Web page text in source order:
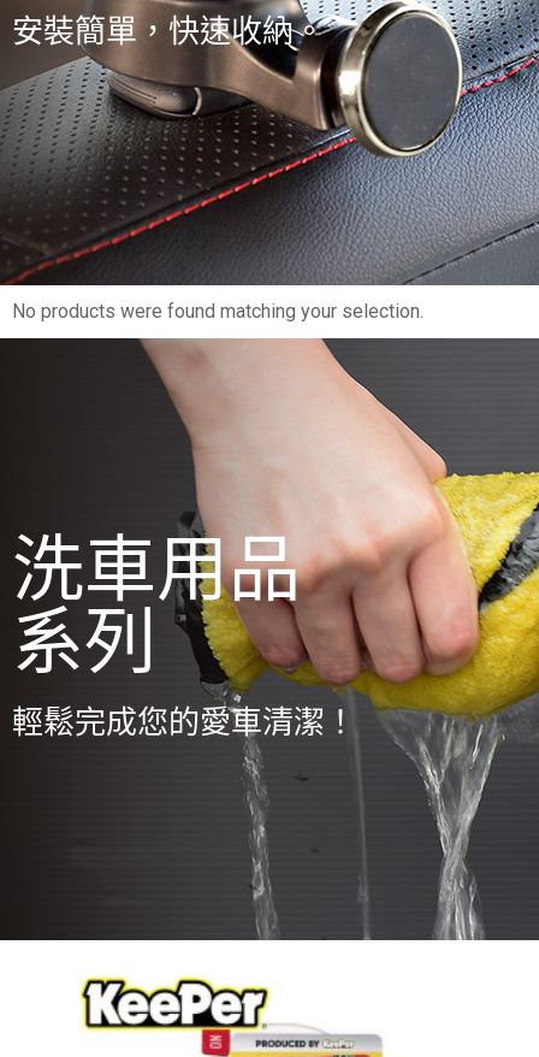
安裝簡單，快速收納。
No products were found matching your selection.
洗車用品
系列
輕鬆完成您的愛車清潔！